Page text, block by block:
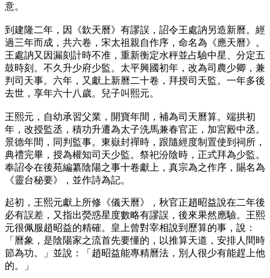
意。
到建隆二年，因《欽天曆》有謬誤，詔令王處訥另造新曆。經
過三年而成，共六卷，宋太祖親自作序，命名為《應天曆》。
王處訥又因漏刻計時不准，重新衡定水秤並占驗中星、分定五
鼓時刻。不久升少府少監。太平興國初年，改為司農少卿，兼
判司天事。六年，又獻上新曆二十卷，拜授司天監。一年多後
去世，享年六十八歲。兒子叫熙元。
王熙元，自幼承習父業，開寶年間，補為司天曆算。端拱初
年，改授監丞，積功升遷為太子洗馬兼春官正，加宮殿中丞。
景德年間，同判監事。東嶽封禪時，跟隨經度制置使到祠所，
典禮完畢，授為權知司天少監。祭祀汾陰時，正式拜為少監。
奉詔令在後苑編纂陰陽之事十卷獻上，真宗為之作序，賜名為
《靈台秘要》，並作詩為記。
起初，王熙元獻上所修《儀天曆》，秋官正趙昭益說在二年後
必有誤差，又指出熒惑星度數略有謬誤，後來果然應驗。王熙
元很佩服趙昭益的精確。皇上曾對宰相說到歷算的事，說：
「曆象，是陰陽家之流首先要懂的，以推算天道，安排人間時
節為功。」並說：「趙昭益能專精曆法，別人很少有能趕上他
的。」